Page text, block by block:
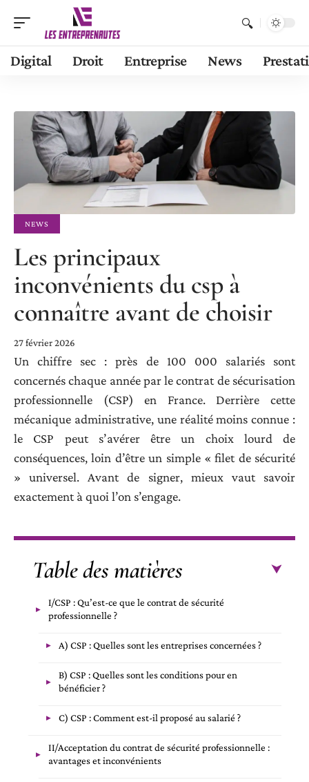
Digital Droit Entreprise News
NEWS
Les principaux
inconvénients du csp à
connaître avant de choisir
27 février 2026
Un chiffre sec : près de 100 000 salariés sont
concernés chaque année par le contrat de sécurisation
professionnelle (CSP) en France. Derrière cette
mécanique administrative, une réalité moins connue :
le CSP peut s’avérer être un choix lourd de
conséquences, loin d’être un simple « filet de sécurité
» universel. Avant de signer, mieux vaut savoir
exactement à quoi l’on s’engage.
Table des matières
I/CSP : Qu’est-ce que le contrat de sécurité
professionnelle ?
A) CSP : Quelles sont les entreprises concernées ?
B) CSP : Quelles sont les conditions pour en
bénéficier ?
C) CSP : Comment est-il proposé au salarié ?
II/Acceptation du contrat de sécurité professionnelle :
avantages et inconvénients